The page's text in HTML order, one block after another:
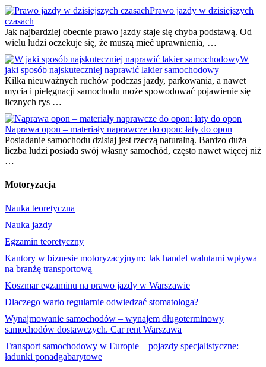
Prawo jazdy w dzisiejszych
czasach
Jak najbardziej obecnie prawo jazdy staje się chyba podstawą. Od
wielu ludzi oczekuje się, że muszą mieć uprawnienia, …
W
jaki sposób najskuteczniej naprawić lakier samochodowy
Kilka nieuważnych ruchów podczas jazdy, parkowania, a nawet
mycia i pielęgnacji samochodu może spowodować pojawienie się
licznych rys …
Naprawa opon – materiały naprawcze do opon: łaty do opon
Posiadanie samochodu dzisiaj jest rzeczą naturalną. Bardzo duża
liczba ludzi posiada swój własny samochód, często nawet więcej niż
…
Motoryzacja
Nauka teoretyczna
Nauka jazdy
Egzamin teoretyczny
Kantory w biznesie motoryzacyjnym: Jak handel walutami wpływa
na branżę transportową
Koszmar egzaminu na prawo jazdy w Warszawie
Dlaczego warto regularnie odwiedzać stomatologa?
Wynajmowanie samochodów – wynajem długoterminowy
samochodów dostawczych. Car rent Warszawa
Transport samochodowy w Europie – pojazdy specjalistyczne:
ładunki ponadgabarytowe